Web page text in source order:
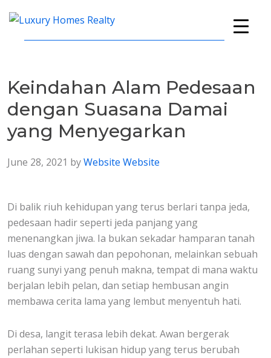
to
primary
to
to
footerHomes
Real
Company
Keindahan Alam Pedesaan
dengan Suasana Damai
yang Menyegarkan
June 28, 2021 byWebsite Website
Di balik riuh kehidupan yang terus berlari tanpa jeda,
pedesaan hadir seperti jeda panjang yang
menenangkan jiwa. Ia bukan sekadar hamparan tanah
luas dengan sawah dan pepohonan, melainkan sebuah
ruang sunyi yang penuh makna, tempat di mana waktu
berjalan lebih pelan, dan setiap hembusan angin
membawa cerita lama yang lembut menyentuh hati.
Di desa, langit terasa lebih dekat. Awan bergerak
perlahan seperti lukisan hidup yang terus berubah